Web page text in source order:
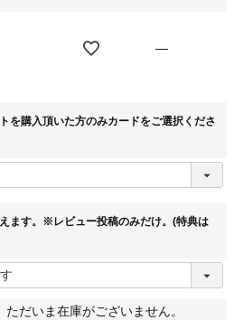
—
を購入頂いた方のみカードをご選択くださ
ます。※レビュー投稿のみだけ。(特典は
だいま在庫がございません。